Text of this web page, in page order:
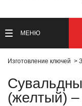
МЕНЮ
Изготовление ключей
(желтый) –